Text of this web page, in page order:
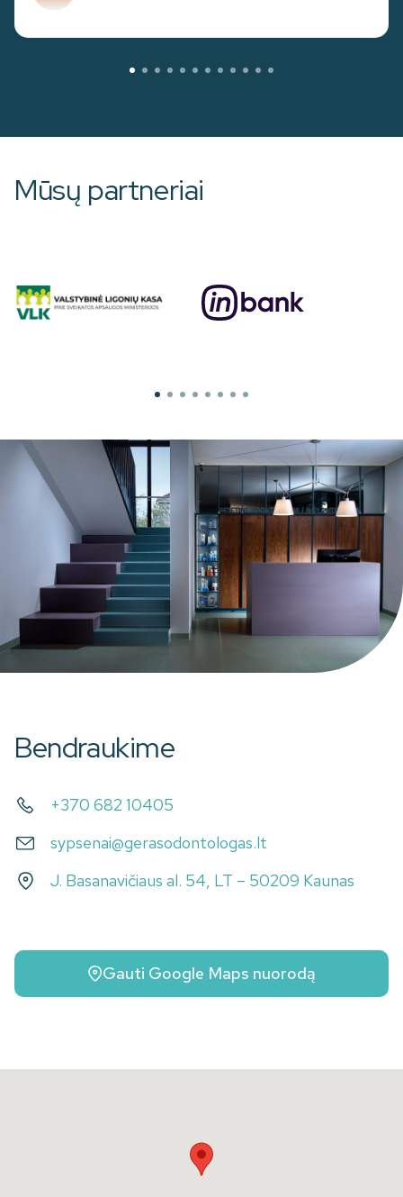
Mūsų partneriai
Bendraukime
+370 682 10405
sypsenai@gerasodontologas.lt
J. Basanavičiaus al. 54, LT – 50209 Kaunas
Gauti Google Maps nuorodą